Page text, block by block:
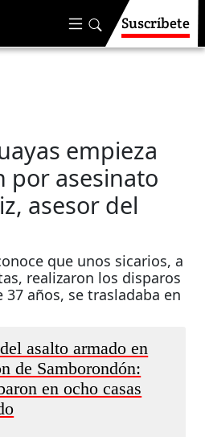
Suscríbete
empieza
por asesinato
asesor del
que unos sicarios, a
realizaron los disparos
años, se trasladaba en
asalto armado en
de Samborondón:
en ocho casas